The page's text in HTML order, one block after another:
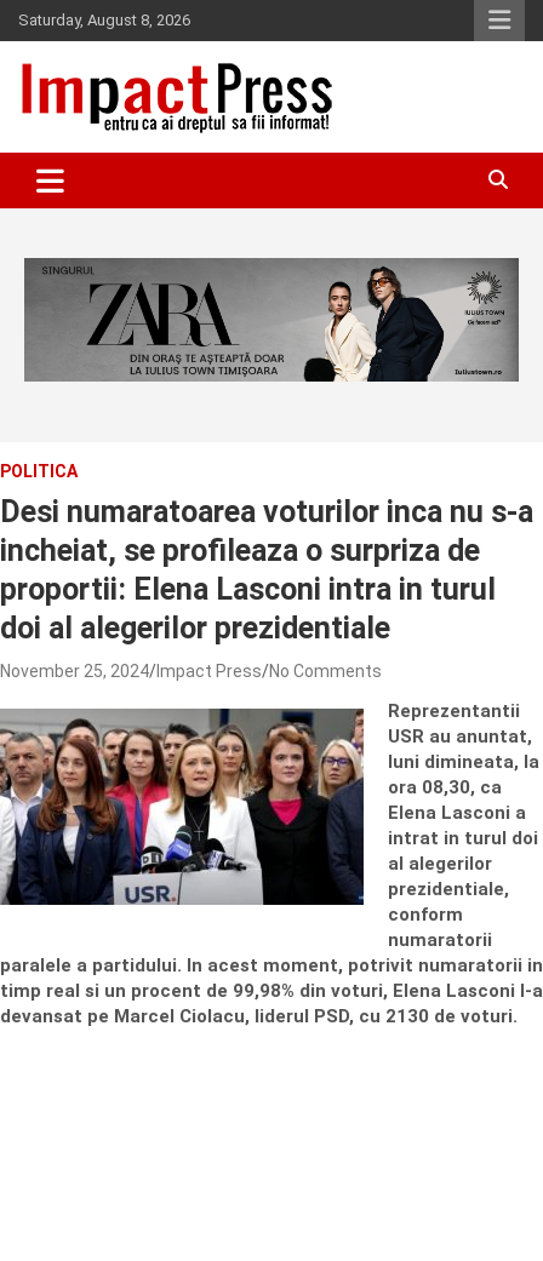
Skip
to
content
Saturday, August 8, 2026
IMPACTPRESS
POLITICA
Desi numaratoarea voturilor inca nu s-a
incheiat, se profileaza o surpriza de
proportii: Elena Lasconi intra in turul
doi al alegerilor prezidentiale
November 25, 2024 Impact Press No Comments
Reprezentantii
USR au anuntat,
luni dimineata, la
ora 08,30, ca
Elena Lasconi a
intrat in turul doi
al alegerilor
prezidentiale,
conform
numaratorii
paralele a partidului. In acest moment, potrivit numaratorii in
timp real si un procent de 99,98% din voturi, Elena Lasconi l-a
devansat pe Marcel Ciolacu, liderul PSD, cu 2130 de voturi.